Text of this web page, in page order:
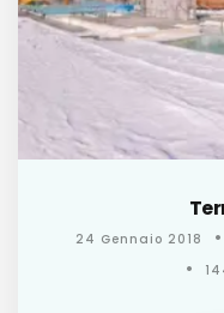
24 Gennaio 2018